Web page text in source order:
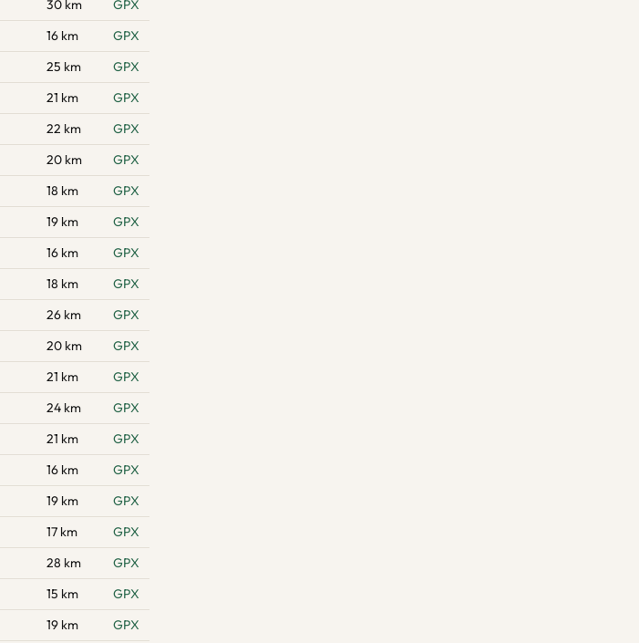
30 km
GPX
16 km
GPX
25 km
GPX
21 km
GPX
22 km
GPX
20 km
GPX
18 km
GPX
19 km
GPX
16 km
GPX
18 km
GPX
26 km
GPX
20 km
GPX
21 km
GPX
24 km
GPX
21 km
GPX
16 km
GPX
19 km
GPX
17 km
GPX
28 km
GPX
15 km
GPX
19 km
GPX